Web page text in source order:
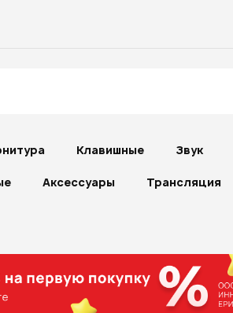
Клавишные Звук
Аксессуары Трансляция